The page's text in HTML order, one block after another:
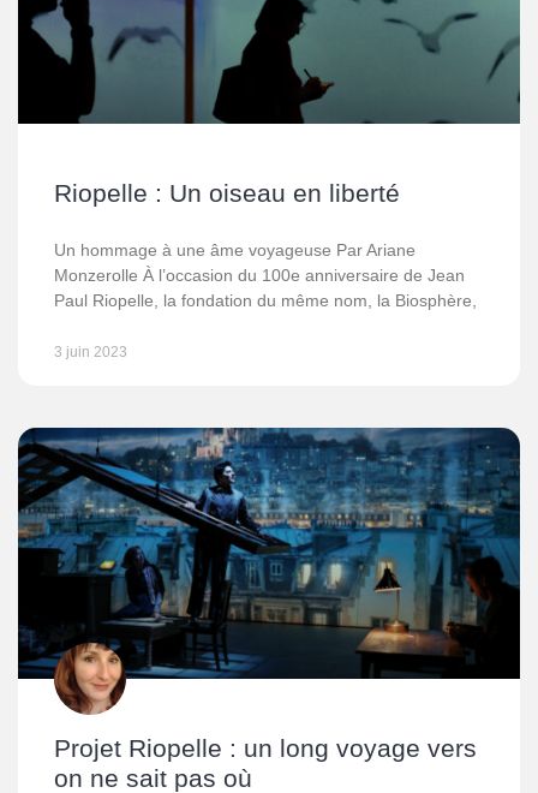
Riopelle : Un oiseau en liberté
Un hommage à une âme voyageuse Par Ariane
Monzerolle À l’occasion du 100e anniversaire de Jean
Paul Riopelle, la fondation du même nom, la Biosphère,
3 juin 2023
Projet Riopelle : un long voyage vers
on ne sait pas où